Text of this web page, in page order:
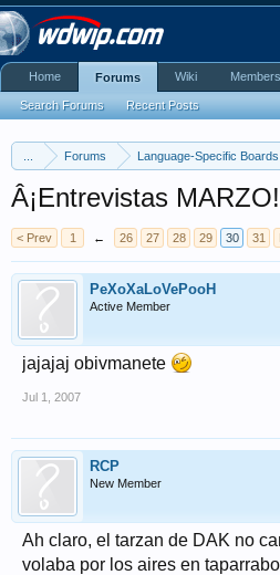
Forums Language-Specific Boards
Â¡Entrevistas MARZO!
< Prev 1 ← 26 27 28 29 30 31
PeXoXaLoVePooH
Active Member
jajajaj obivmanete
Jul 1, 2007
RCP
New Member
Ah claro, el tarzan de DAK no
volaba por los aires en
Home Forums
Search Forums Recent Posts
Wiki Members